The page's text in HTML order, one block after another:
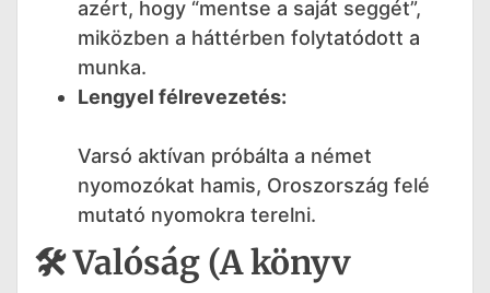
azért, hogy “mentse a saját seggét”,
miközben a háttérben folytatódott a
munka.
Lengyel félrevezetés:
Varsó aktívan próbálta a német
nyomozókat hamis, Oroszország felé
mutató nyomokra terelni.
🛠️ Valóság (A könyv